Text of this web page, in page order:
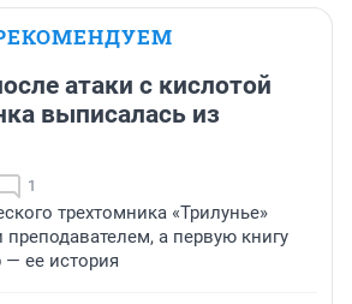
атаки с кислотой
выписалась из
1
трехтомника «Трилунье»
а первую книгу
— ее история